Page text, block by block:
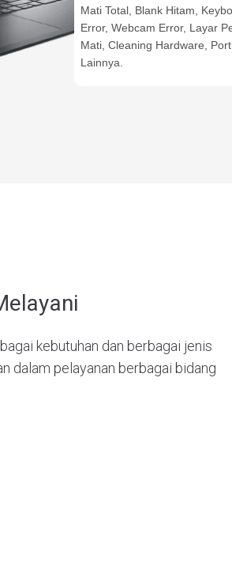
Mati Total, Blank Hitam,
Error, Webcam Error, Layar
Mati, Cleaning Hardware,
Lainnya.
kebutuhan dan berbagai jenis
dalam pelayanan berbagai bidang